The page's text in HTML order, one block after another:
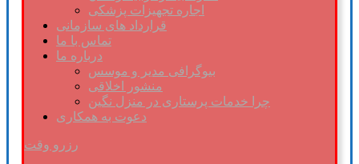
اجاره تجهیزات پزشکی
قرارداد های سازمانی
تماس با ما
درباره ما
بیوگرافی مدیر و موسس
منشور اخلاقی
چرا خدمات پرستاری در منزل نگین
دعوت به همکاری
رزرو وقت